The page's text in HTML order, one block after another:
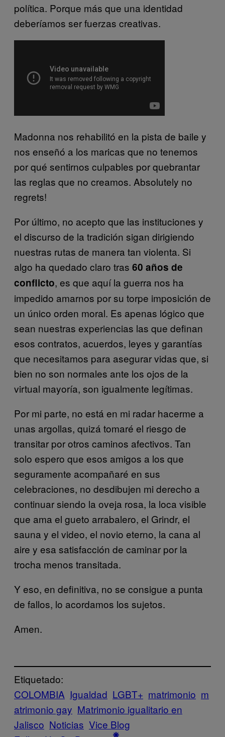
política. Porque más que una identidad
deberíamos ser fuerzas creativas.
Madonna nos rehabilitó en la pista de baile y
nos enseñó a los maricas que no tenemos
por qué sentirnos culpables por quebrantar
las reglas que no creamos. Absolutely no
regrets!
Por último, no acepto que las instituciones y
el discurso de la tradición sigan dirigiendo
nuestras rutas de manera tan violenta. Si
algo ha quedado claro tras 60 años de
conflicto, es que aquí la guerra nos ha
impedido amarnos por su torpe imposición de
un único orden moral. Es apenas lógico que
sean nuestras experiencias las que definan
esos contratos, acuerdos, leyes y garantías
que necesitamos para asegurar vidas que, si
bien no son normales ante los ojos de la
virtual mayoría, son igualmente legítimas.
Por mi parte, no está en mi radar hacerme a
unas argollas, quizá tomaré el riesgo de
transitar por otros caminos afectivos. Tan
solo espero que esos amigos a los que
seguramente acompañaré en sus
celebraciones, no desdibujen mi derecho a
continuar siendo la oveja rosa, la loca visible
que ama el gueto arrabalero, el Grindr, el
sauna y el video, el novio eterno, la cana al
aire y esa satisfacción de caminar por la
trocha menos transitada.
Y eso, en definitiva, no se consigue a punta
de fallos, lo acordamos los sujetos.
Amen.
Etiquetado:
COLOMBIA Igualdad LGBT+ matrimonio m
atrimonio gay Matrimonio igualitario en
Jalisco Noticias Vice Blog